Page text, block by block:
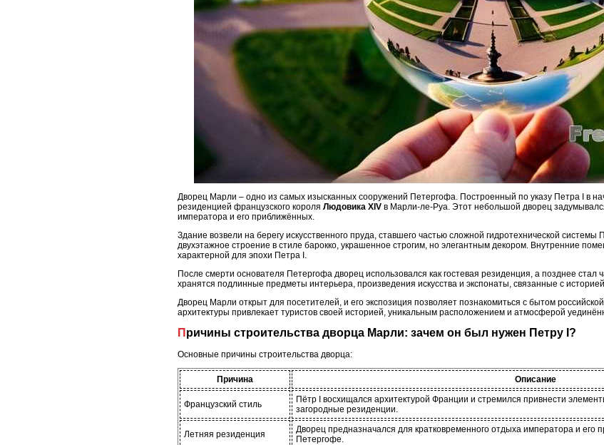
Дворец Марли – одно из самых изысканных сооружений Петергофа. Построенный по указу Петра I в
резиденцией французского короля Людовика XIV в Марли-ле-Руа. Этот небольшой дворец
императора и его приближённых.
Здание возвели на берегу искусственного пруда, ставшего частью сложной гидротехнической
двухэтажное строение в стиле барокко, украшенное строгим, но элегантным декором. Внутренние
характерной для эпохи Петра I.
После смерти основателя Петергофа дворец использовался как гостевая резиденция, а позднее стал
хранятся подлинные предметы интерьера, произведения искусства и экспонаты, связанные с
Дворец Марли открыт для посетителей, и его экспозиция позволяет познакомиться с бытом
архитектуры привлекает туристов своей историей, уникальным расположением и атмосферой
Причины строительства дворца Марли: зачем он был нужен Петру I?
Основные причины строительства дворца:
Причина Описание
Французский стиль
Пётр I восхищался архитектурой Франции и стремился привнести
загородные резиденции.
Летняя резиденция
Дворец предназначался для кратковременного отдыха императора и его
Петергофе.